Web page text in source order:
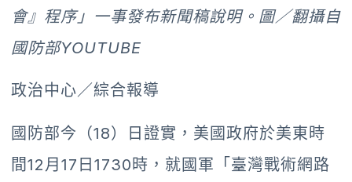
會』程序」一事發布新聞稿說明。圖／翻攝自
國防部YOUTUBE
政治中心／綜合報導
國防部今（18）日證實，美國政府於美東時
間12月17日1730時，就國軍「臺灣戰術網路